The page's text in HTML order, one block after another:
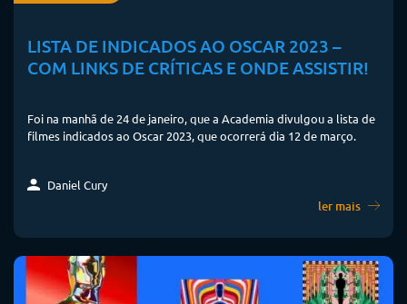
LISTA DE INDICADOS AO OSCAR 2023 –
COM LINKS DE CRÍTICAS E ONDE ASSISTIR!
Foi na manhã de 24 de janeiro, que a Academia divulgou a lista de
filmes indicados ao Oscar 2023, que ocorrerá dia 12 de março.
Daniel Cury
ler mais